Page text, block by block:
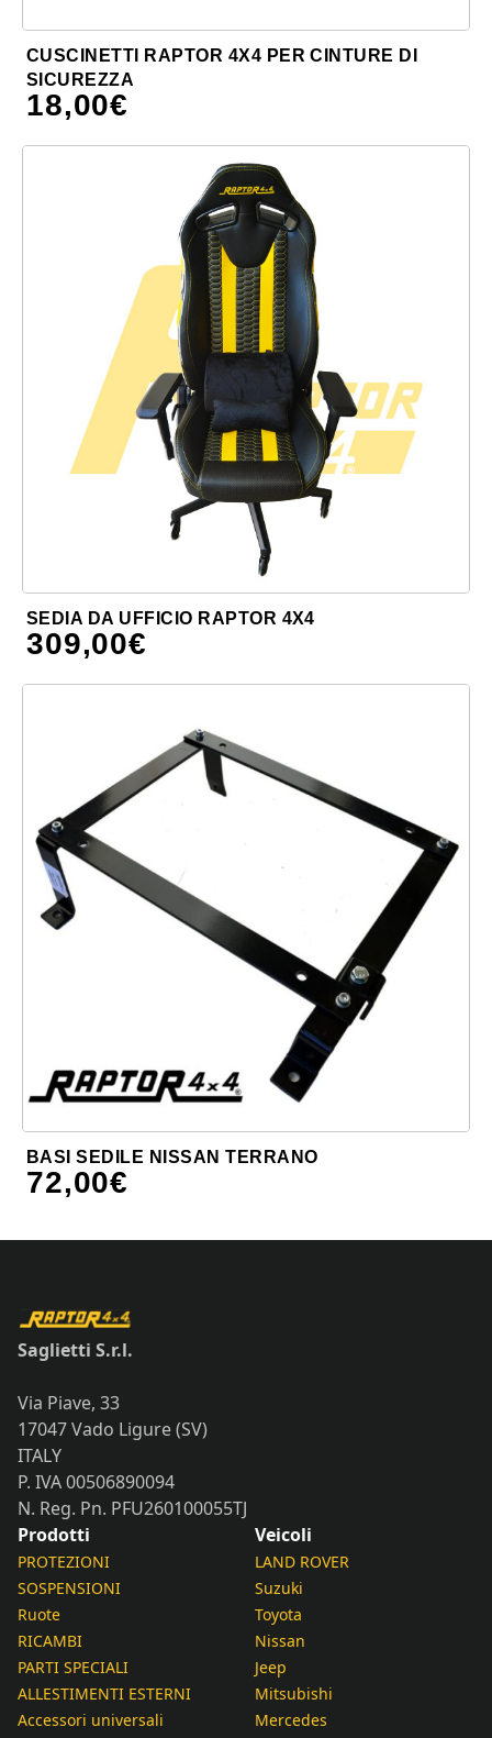
CUSCINETTI RAPTOR 4X4 PER CINTURE DI
SICUREZZA
18,00€
SEDIA DA UFFICIO RAPTOR 4X4
309,00€
BASI SEDILE NISSAN TERRANO
72,00€
Saglietti S.r.l.
Via Piave, 33
17047 Vado Ligure (SV)
ITALY
P. IVA 00506890094
N. Reg. Pn. PFU260100055TJ
Prodotti
PROTEZIONI
SOSPENSIONI
Ruote
RICAMBI
PARTI SPECIALI
ALLESTIMENTI ESTERNI
Accessori universali
Veicoli
LAND ROVER
Suzuki
Toyota
Nissan
Jeep
Mitsubishi
Mercedes